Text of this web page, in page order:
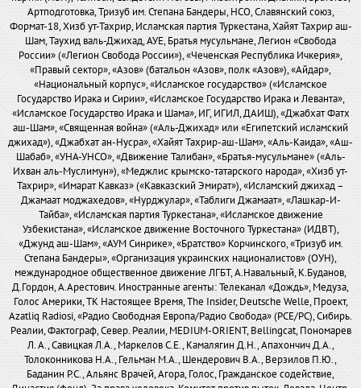
Артподготовка, Тризуб им. Степана Бандеры, НСО, Славянский союз,
Формат-18, Хизб ут-Тахрир, Исламская партия Туркестана, Хайят Тахрир аш-
Шам, Таухид валь-Джихад, АУЕ, Братья мусульмане, Легион «Свобода
России» («Легион Свобода России»), «Чеченская Республика Ичкерия»,
«Правый сектор», «Азов» (батальон «Азов», полк «Азов»), «Айдар»,
«Национальный корпус», «Исламское государство» («Исламское
Государство Ирака и Сирии», «Исламское Государство Ирака и Леванта»,
«Исламское Государство Ирака и Шама», ИГ, ИГИЛ, ДАИШ), «Джабхат Фатх
аш-Шам», «Священная война» («Аль-Джихад» или «Египетский исламский
джихад»), «Джабхат ан-Нусра», «Хайят Тахрир-аш-Шам», «Аль-Каида», «Аш-
Шабаб», «УНА-УНСО», «Движение Талибан», «Братья-мусульмане» («Аль-
Ихван аль-Муслимун»), «Меджлис крымско-татарского народа», «Хизб ут-
Тахрир», «Имарат Кавказ» («Кавказский Эмират»), «Исламский джихад –
Джамаат моджахедов», «Нурджулар», «Таблиги Джамаат», «Лашкар-И-
Тайба», «Исламская партия Туркестана», «Исламское движение
Узбекистана», «Исламское движение Восточного Туркестана» (ИДВТ),
«Джунд аш-Шам», «АУМ Синрике», «Братство» Корчинского, «Тризуб им.
Степана Бандеры», «Организация украинских националистов» (ОУН),
международное общественное движение ЛГБТ, А.Навальный, К.Буданов,
Д.Гордон, А.Арестович. Иностранные агенты: Телеканал «Дождь», Медуза,
Голос Америки, ТК Настоящее Время, The Insider, Deutsche Welle, Проект,
Azatliq Radiosi, «Радио Свободная Европа/Радио Свобода» (PCE/PC), Сибирь.
Реалии, Фактограф, Север. Реалии, MEDIUM-ORIENT, Bellingcat, Пономарев
Л. А., Савицкая Л.А., Маркелов С.Е., Камалягин Д.Н., Апахончич Д.А.,
Толоконникова Н.А., Гельман М.А., Шендерович В.А., Верзилов П.Ю.,
Баданин Р.С., Альянс Врачей, Агора, Голос, Гражданское содействие,